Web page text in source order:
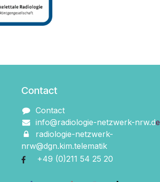
Contact
Contact
info@radiologie-netzwerk-nrw.de
radiologie-netzwerk-
nrw@dgn.kim.telematik
+49 (0)211 54 2​5 20